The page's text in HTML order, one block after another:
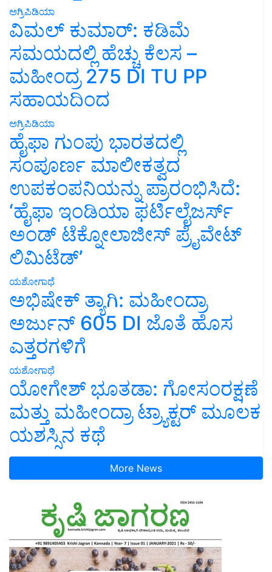
ಅಗ್ರಿಪಿಡಿಯಾ
ವಿಮಲ್ ಕುಮಾರ್: ಕಡಿಮೆ
ಸಮಯದಲ್ಲಿ ಹೆಚ್ಚು ಕೆಲಸ –
ಮಹೀಂದ್ರ 275 DI TU PP
ಸಹಾಯದಿಂದ
ಅಗ್ರಿಪಿಡಿಯಾ
ಹೈಫಾ ಗುಂಪು ಭಾರತದಲ್ಲಿ
ಸಂಪೂರ್ಣ ಮಾಲೀಕತ್ವದ
ಉಪಕಂಪನಿಯನ್ನು ಪ್ರಾರಂಭಿಸಿದೆ:
‘ಹೈಫಾ ಇಂಡಿಯಾ ಫರ್ಟಿಲೈಜರ್ಸ್
ಅಂಡ್ ಟೆಕ್ನೋಲಾಜೀಸ್ ಪ್ರೈವೇಟ್
ಲಿಮಿಟೆಡ್’
ಯಶೋಗಾಥೆ
ಅಭಿಷೇಕ್ ತ್ಯಾಗಿ: ಮಹೀಂದ್ರಾ
ಅರ್ಜುನ್ 605 DI ಜೊತೆ ಹೊಸ
ಎತ್ತರಗಳಿಗೆ
ಯಶೋಗಾಥೆ
ಯೋಗೇಶ್ ಭೂತಡಾ: ಗೋಸಂರಕ್ಷಣೆ
ಮತ್ತು ಮಹೀಂದ್ರಾ ಟ್ರ್ಯಾಕ್ಟರ್ ಮೂಲಕ
ಯಶಸ್ಸಿನ ಕಥೆ
More News